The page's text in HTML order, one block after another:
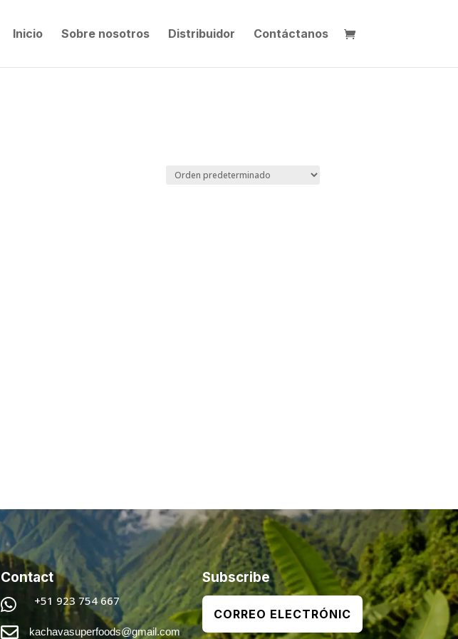
Inicio Sobre nosotros Distribuidor Contáctanos
Contact
 +51 923 754 667
 kachavasuperfoods@gmail.com
Subscribe